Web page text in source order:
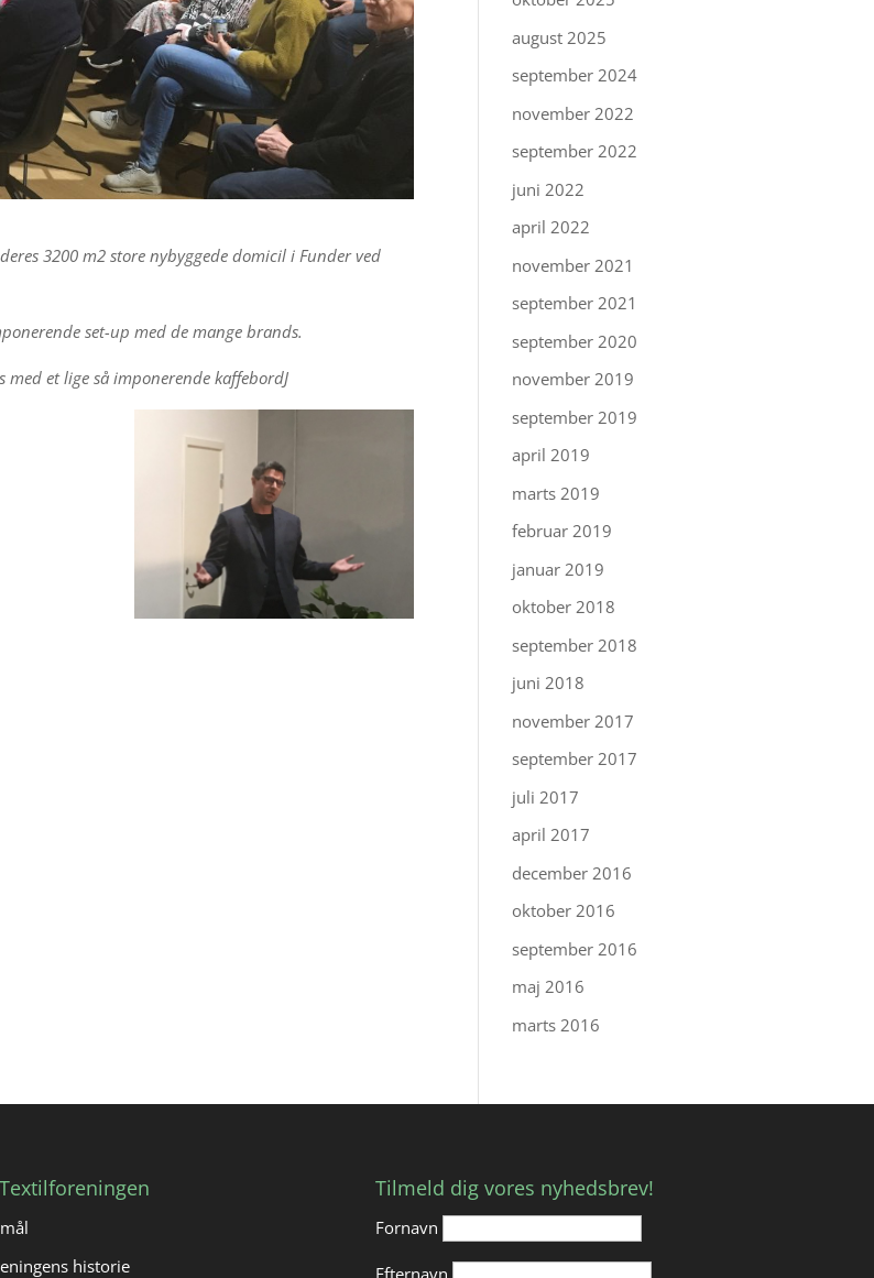
3200 m2 store nybyggede domicil i Funder ved
set-up med de mange brands.
et lige så imponerende kaffebordJ
august 2025
september 2024
november 2022
september 2022
juni 2022
april 2022
november 2021
september 2021
september 2020
november 2019
september 2019
april 2019
marts 2019
februar 2019
januar 2019
oktober 2018
september 2018
juni 2018
november 2017
september 2017
juli 2017
april 2017
december 2016
oktober 2016
september 2016
maj 2016
marts 2016
historie
Tilmeld dig vores nyhedsbrev!
Fornavn
Efternavn